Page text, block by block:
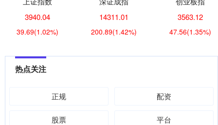
3940.04
39.69(1.02%)
14311.01
200.89(1.42%)
3563.12
47.56(1.35%)
热点关注
正规 配资
股票 平台